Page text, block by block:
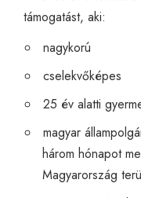
támogatást, aki:
nagykorú
cselekvőképes
25 év alatti
magyar
három hónapot
Magyarország